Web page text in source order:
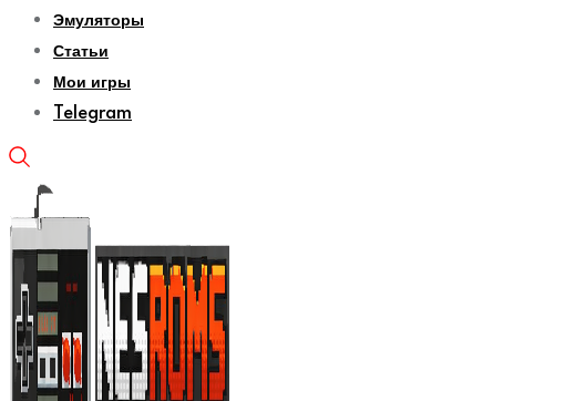
Эмуляторы
Статьи
Мои игры
Telegram